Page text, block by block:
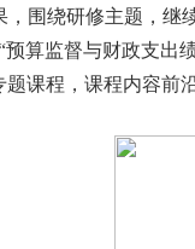
围绕研修主题，继
算监督与财政支出
课程，课程内容前